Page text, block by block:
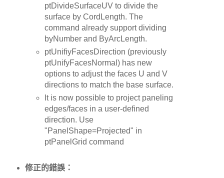
ptDivideSurfaceUV to divide the
surface by CordLength. The
command already support dividing
byNumber and ByArcLength.
ptUnifiyFacesDirection (previously
ptUnifyFacesNormal) has new
options to adjust the faces U and V
directions to match the base surface.
It is now possible to project paneling
edges/faces in a user-defined
direction. Use
"PanelShape=Projected" in
ptPanelGrid command
修正的錯誤：